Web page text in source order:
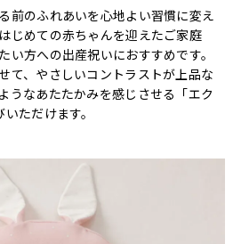
前のふれあいを心地よい習慣に変え
じめての赤ちゃんを迎えたご家庭
い方への出産祝いにおすすめです。
て、やさしいコントラストが上品な
うなあたたかみを感じさせる「エク
ただけます。